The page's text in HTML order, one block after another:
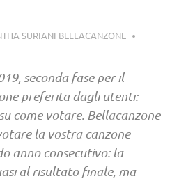
SURIANI BELLACANZONE
seconda fase per il
preferita dagli utenti:
come votare. Bellacanzone
la vostra canzone
anno consecutivo: la
al risultato finale, ma